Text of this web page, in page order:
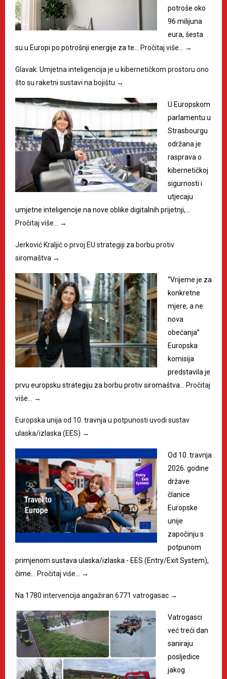
potroše oko
96 milijuna
eura, šesta
su u Europi po potrošnji energije za te…
Pročitaj više… →
Glavak: Umjetna inteligencija je u kibernetičkom prostoru ono
što su raketni sustavi na bojištu →
U Europskom
parlamentu u
Strasbourgu
održana je
rasprava o
kibernetičkoj
sigurnosti i
utjecaju
umjetne inteligencije na nove oblike digitalnih prijetnji,…
Pročitaj više…
→
Jerković Kraljić o prvoj EU strategiji za borbu protiv
siromaštva →
“Vrijeme je za
konkretne
mjere, a ne
nova
obećanja”
Europska
komisija
predstavila je
prvu europsku strategiju za borbu protiv siromaštva…
Pročitaj
više…
→
Europska unija od 10. travnja u potpunosti uvodi sustav
ulaska/izlaska (EES) →
Od 10. travnja
2026. godine
države
članice
Europske
unije
započinju s
potpunom
primjenom sustava ulaska/izlaska - EES (Entry/Exit System),
čime…
Pročitaj više… →
Na 1780 intervencija angažiran 6771 vatrogasac →
Vatrogasci
već treći dan
saniraju
posljedice
jakog